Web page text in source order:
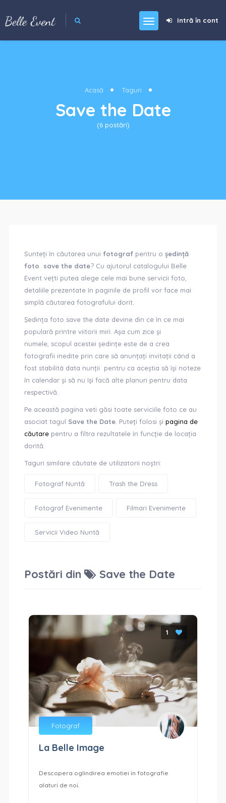
Intră în cont
Acasă Taguri
Save the Date
(6 postări)
Sunteți în căutarea unui fotografpentru o ședință
foto save the date? Cu ajutorul catalogului Belle
Event vețti putea alege cele mai bune servicii foto,
detaliile prezentate în paginile de profil vor face mai
simplă căutarea fotografului dorit.
Ședința foto save the date devine din ce în ce mai
populară printre viitorii miri. Așa cum zice și
numele, scopul acestei ședințe este de a crea
fotografii inedite prin care să anunțați invitații când a
fost stabilitâ data nunții pentru ca aceștia să își noteze
în calendar și să nu își facă alte planuri pentru data
respectivă.
Pe această pagina veti găsi toate serviciile foto ce au
asociat tagul Save the Date. Puteți folosi și pagina de
căutarepentru a filtra rezultatele în funcție de locația
dorită.
Taguri similare căutate de utilizatorii noștri:
Fotograf Nuntă Trash the Dress
Fotograf Evenimente Filmari Evenimente
Servicii Video Nuntă
Postări din Save the Date
1
Fotograf
La Belle Image
Descopera oglindirea emotiei in fotografie
alaturi de noi.